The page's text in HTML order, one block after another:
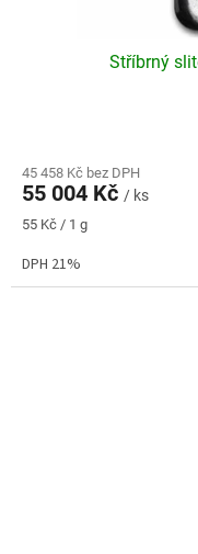
Stříbrný
produktu
je
5,0
5
45 458 Kč bez DPH
55 004 Kč / ks
Měrná
55 Kč / 1 g
DPH 21%